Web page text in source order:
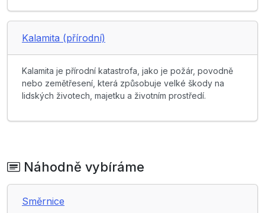
Kalamita (přírodní)
Kalamita je přírodní katastrofa, jako je požár, povodně
nebo zemětřesení, která způsobuje velké škody na
lidských životech, majetku a životním prostředí.
Náhodně vybíráme
Směrnice